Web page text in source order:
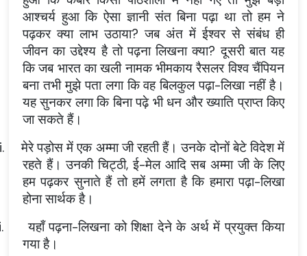
आश्चर्य हुआ कि ऐसा ज्ञानी संत बिना पढ़ा था तो हम ने
पढ़कर क्या लाभ उठाया? जब अंत में ईश्वर से संबंध ही
जीवन का उद्देश्य है तो पढ़ना लिखना क्या? दूसरी बात यह
कि जब भारत का खली नामक भीमकाय रैसलर विश्व चैंपियन
बना तभी मुझे पता लगा कि वह बिलकुल पढ़ा-लिखा नहीं है।
यह सुनकर लगा कि बिना पढ़े भी धन और ख्याति प्राप्त किए
जा सकते हैं।
मेरे पड़ोस में एक अम्मा जी रहती हैं। उनके दोनों बेटे विदेश में
रहते हैं। उनकी चिट्ठी, ई-मेल आदि सब अम्मा जी के लिए
हम पढ़कर सुनाते हैं तो हमें लगता है कि हमारा पढ़ा-लिखा
होना सार्थक है।
यहाँ पढ़ना-लिखना को शिक्षा देने के अर्थ में प्रयुक्त किया
गया है।